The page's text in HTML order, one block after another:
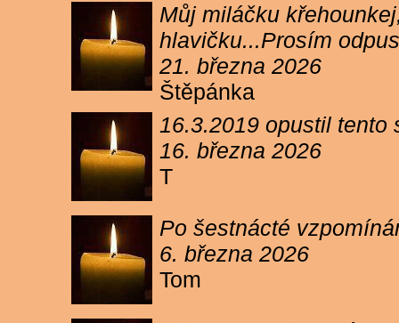
Můj miláčku
hlavičku...Prosím
21. března 2026
Štěpánka
16.3.2019 opustil
16. března 2026
T
Po šestnácté
6. března 2026
Tom